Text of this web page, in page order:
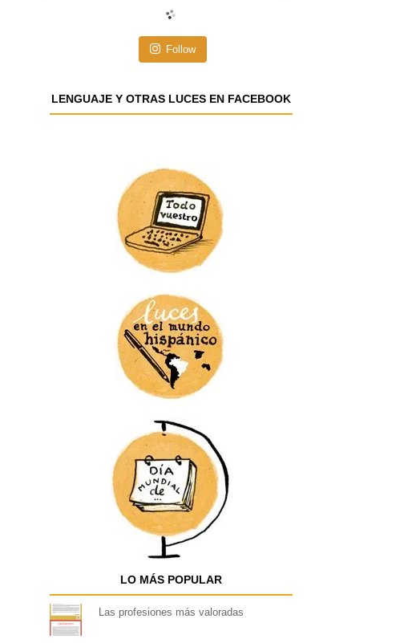
m
Follow
LENGUAJE Y OTRAS LUCES EN FACEBOOK
LO MÁS POPULAR
Las profesiones más valoradas